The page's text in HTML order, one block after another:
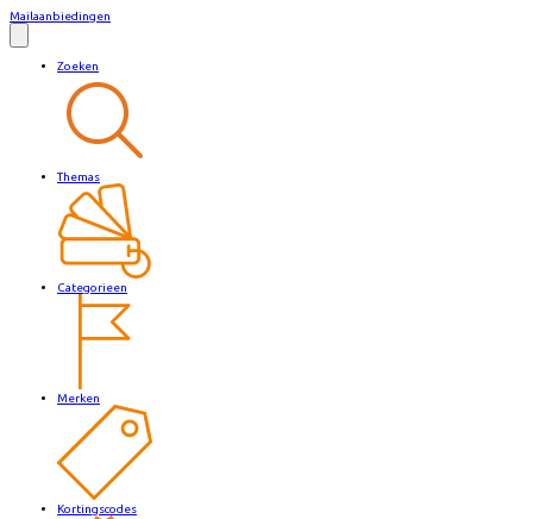
Mailaanbiedingen
Zoeken
Themas
Categorieen
Merken
Kortingscodes